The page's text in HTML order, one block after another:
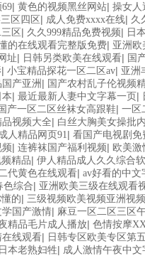
| 黄色的视频黑丝网站| 操女人
区四区 | 成人免费xxxx在线| 久
区 | 久久999精品免费视频| 日
的在线观看完整版免费| 亚洲欧
址| 日韩另类欧美在线观看| 国
| 小宝精品探花一区二区av| 亚洲
产亚洲 | 国产农村乱子伦视频
| 最近最新人妻中文字幕一页 |
国产一区二区丝袜女高跟鞋| 一区
视频大全| 白丝大胸美女操批
人精品网页91| 看国产电视剧免
| 连裤袜国产福利视频| 欧美
精品| 伊人精品成人久久综合
代黄色在线观看| av好看的中文
色综合| 亚洲欧美三级在线观看
的| 三级视频欧美视频亚洲视频
国产激情| 麻豆一区二区三区
精品毛片成人播放| 色情按摩
在线观看| 日韩专区欧美专区第
本老熟妇牲| 成人激情午夜中文